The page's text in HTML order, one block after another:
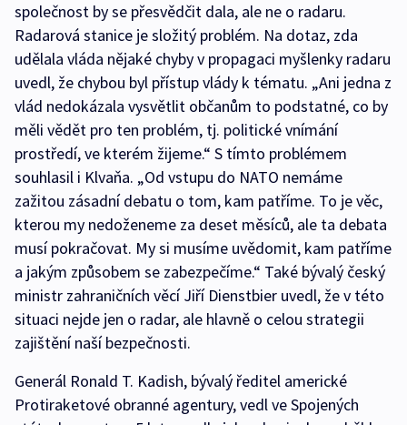
společnost by se přesvědčit dala, ale ne o radaru.
Radarová stanice je složitý problém. Na dotaz, zda
udělala vláda nějaké chyby v propagaci myšlenky radaru
uvedl, že chybou byl přístup vlády k tématu. „Ani jedna z
vlád nedokázala vysvětlit občanům to podstatné, co by
měli vědět pro ten problém, tj. politické vnímání
prostředí, ve kterém žijeme.“ S tímto problémem
souhlasil i Klvaňa. „Od vstupu do NATO nemáme
zažitou zásadní debatu o tom, kam patříme. To je věc,
kterou my nedoženeme za deset měsíců, ale ta debata
musí pokračovat. My si musíme uvědomit, kam patříme
a jakým způsobem se zabezpečíme.“ Také bývalý český
ministr zahraničních věcí Jiří Dienstbier uvedl, že v této
situaci nejde jen o radar, ale hlavně o celou strategii
zajištění naší bezpečnosti.
Generál Ronald T. Kadish, bývalý ředitel americké
Protiraketové obranné agentury, vedl ve Spojených